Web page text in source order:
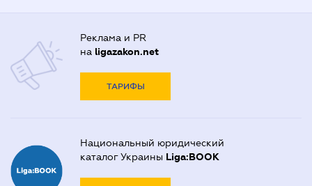
Реклама и PR
на ligazakon.net
ТАРИФЫ
Национальный юридический
каталог Украины Liga:BOOK